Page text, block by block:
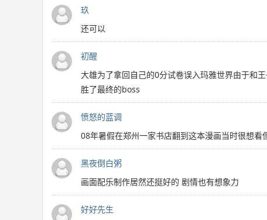
玖
还可以
初醒
大雄为了拿回自己的0分试卷误入玛雅世界由于和
胜了最终的boss
愤怒的蓝调
08年暑假在郑州一家书店翻到这本漫画当时很想看
黑夜倒白粥
画面配乐制作居然还挺好的 剧情也有想象力
好好先生